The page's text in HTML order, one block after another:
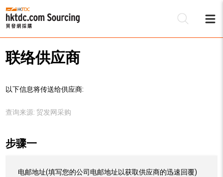
联络供应商
以下信息将传送给供应商:
查询来源: 贸发网采购
步骤一
电邮地址(填写您的公司电邮地址以获取供应商的迅速回覆)